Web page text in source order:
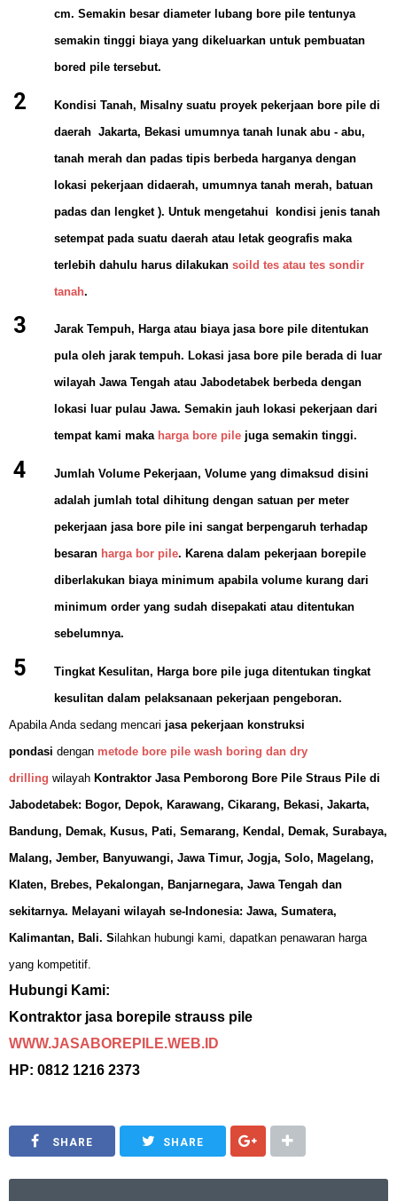
cm. Semakin besar diameter lubang bore pile tentunya
semakin tinggi biaya yang dikeluarkan untuk pembuatan
bored pile tersebut.
Kondisi Tanah, Misalny suatu proyek pekerjaan bore pile di
daerah Jakarta, Bekasi umumnya tanah lunak abu - abu,
tanah merah dan padas tipis berbeda harganya dengan
lokasi pekerjaan didaerah, umumnya tanah merah, batuan
padas dan lengket ). Untuk mengetahui kondisi jenis tanah
setempat pada suatu daerah atau letak geografis maka
terlebih dahulu harus dilakukansoild tes atau tes sondir
tanah.
Jarak Tempuh, Harga atau biaya jasa bore pile ditentukan
pula oleh jarak tempuh. Lokasi jasa bore pile berada di luar
wilayah Jawa Tengah atau Jabodetabek berbeda dengan
lokasi luar pulau Jawa. Semakin jauh lokasi pekerjaan dari
tempat kami maka harga bore pile juga semakin tinggi.
Jumlah Volume Pekerjaan, Volume yang dimaksud disini
adalah jumlah total dihitung dengan satuan per meter
pekerjaan jasa bore pile ini sangat berpengaruh terhadap
besaran harga bor pile. Karena dalam pekerjaan borepile
diberlakukan biaya minimum apabila volume kurang dari
minimum order yang sudah disepakati atau ditentukan
sebelumnya.
Tingkat Kesulitan, Harga bore pile juga ditentukan tingkat
kesulitan dalam pelaksanaan pekerjaan pengeboran.
Apabila Anda sedang mencari jasa pekerjaan konstruksi
pondasi dengan metode bore pile wash boring dan dry
drilling wilayah Kontraktor Jasa Pemborong Bore Pile Straus Pile di
Jabodetabek: Bogor, Depok, Karawang, Cikarang, Bekasi, Jakarta,
Bandung, Demak, Kusus, Pati, Semarang, Kendal, Demak, Surabaya,
Malang, Jember, Banyuwangi, Jawa Timur, Jogja, Solo, Magelang,
Klaten, Brebes, Pekalongan, Banjarnegara, Jawa Tengah dan
sekitarnya. Melayani wilayah se-Indonesia: Jawa, Sumatera,
Kalimantan, Bali. Silahkan hubungi kami, dapatkan penawaran harga
yang kompetitif.
Hubungi Kami:
Kontraktor jasa borepile strauss pile
WWW.JASABOREPILE.WEB.ID
HP: 0812 1216 2373
SHARE SHARE